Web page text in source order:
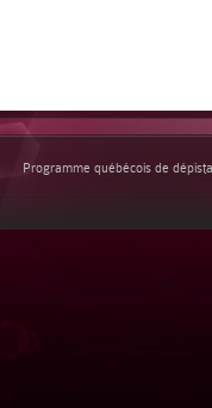
Programme québécois de